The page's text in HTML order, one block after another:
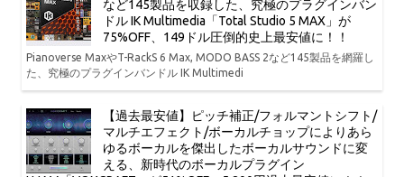
など145製品を収録した、究極のプラグインバン
ドル IK Multimedia「Total Studio 5 MAX」が
75%OFF、149ドル圧倒的史上最安値に！！
Pianoverse MaxやT-RackS 6 Max, MODO BASS 2など145製品を網羅し
た、究極のプラグインバンドル IK Multimedi
【過去最安値】ピッチ補正/フォルマントシフト/
マルチエフェクト/ボーカルチョップによりあら
ゆるボーカルを傑出したボーカルサウンドに変
える、新時代のボーカルプラグイン